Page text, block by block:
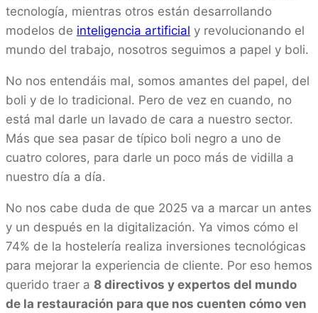
tecnología, mientras otros están desarrollando
modelos de inteligencia artificial y revolucionando el
mundo del trabajo, nosotros seguimos a papel y boli.
No nos entendáis mal, somos amantes del papel, del
boli y de lo tradicional. Pero de vez en cuando, no
está mal darle un lavado de cara a nuestro sector.
Más que sea pasar de típico boli negro a uno de
cuatro colores, para darle un poco más de vidilla a
nuestro día a día.
No nos cabe duda de que 2025 va a marcar un antes
y un después en la digitalización. Ya vimos cómo el
74% de la hostelería realiza inversiones tecnológicas
para mejorar la experiencia de cliente. Por eso hemos
querido traer a 8 directivos y expertos del mundo
de la restauración para que nos cuenten cómo ven